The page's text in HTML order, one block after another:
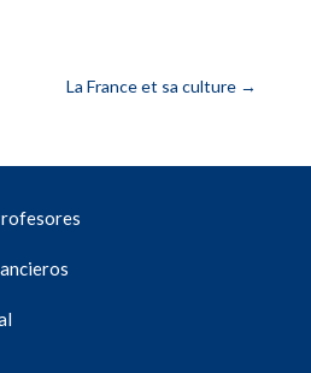
La France et sa culture →